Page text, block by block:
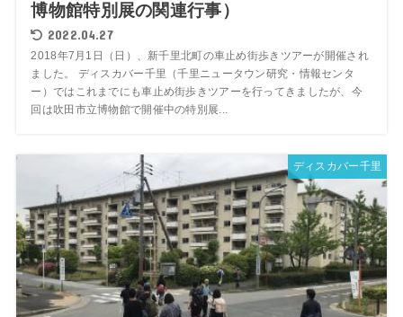
博物館特別展の関連行事）
2022.04.27
2018年7月1日（日）、新千里北町の車止め街歩きツアーが開催され
ました。 ディスカバー千里（千里ニュータウン研究・情報センタ
ー）ではこれまでにも車止め街歩きツアーを行ってきましたが、今
回は吹田市立博物館で開催中の特別展...
ディスカバー千里